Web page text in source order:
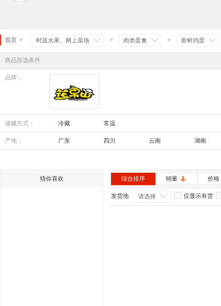
首页 > 时蔬水果、网上菜场 > 肉类蛋禽 > 新鲜鸡蛋
商品筛选条件
品牌：
花果山
储藏方式： 冷藏 常温
产地： 广东 四川 云南 湖南
猜你喜欢 综合排序 销量 价格
发货地 请选择 仅显示有货